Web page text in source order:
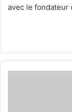
avec le fondateur